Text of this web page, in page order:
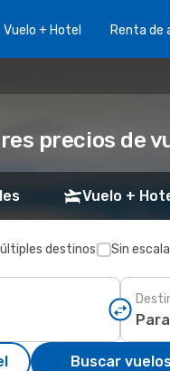
Vuelo + Hotel Renta de
precios de
Vuelo +
destinos Sin
Buscar